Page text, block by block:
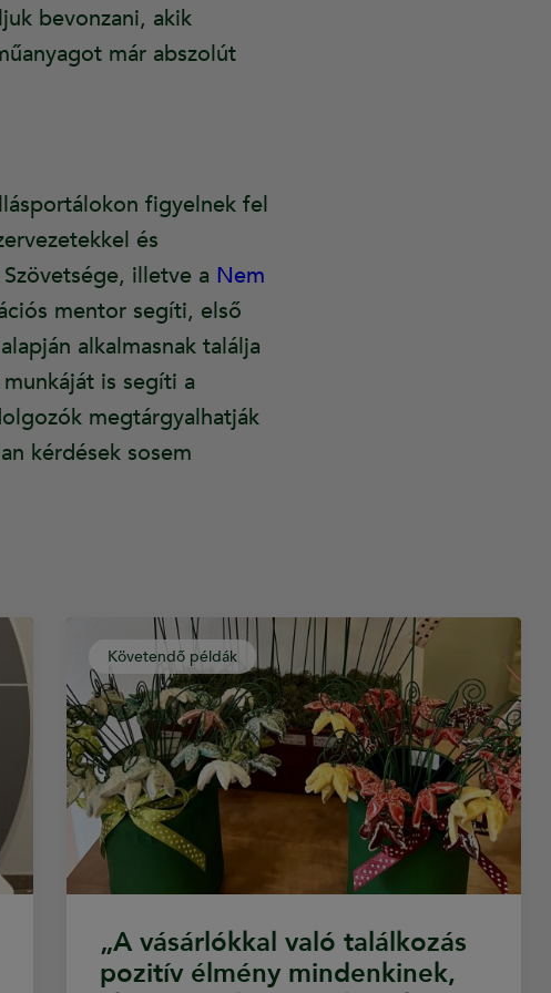
bevonzani, akik
már abszolút
figyelnek fel
és
illetve a Nem
mentor segíti, első
alkalmasnak találja
is segíti a
megtárgyalhatják
kérdések sosem
Követendő példák
„A vásárlókkal való találkozás
pozitív élmény mindenkinek,